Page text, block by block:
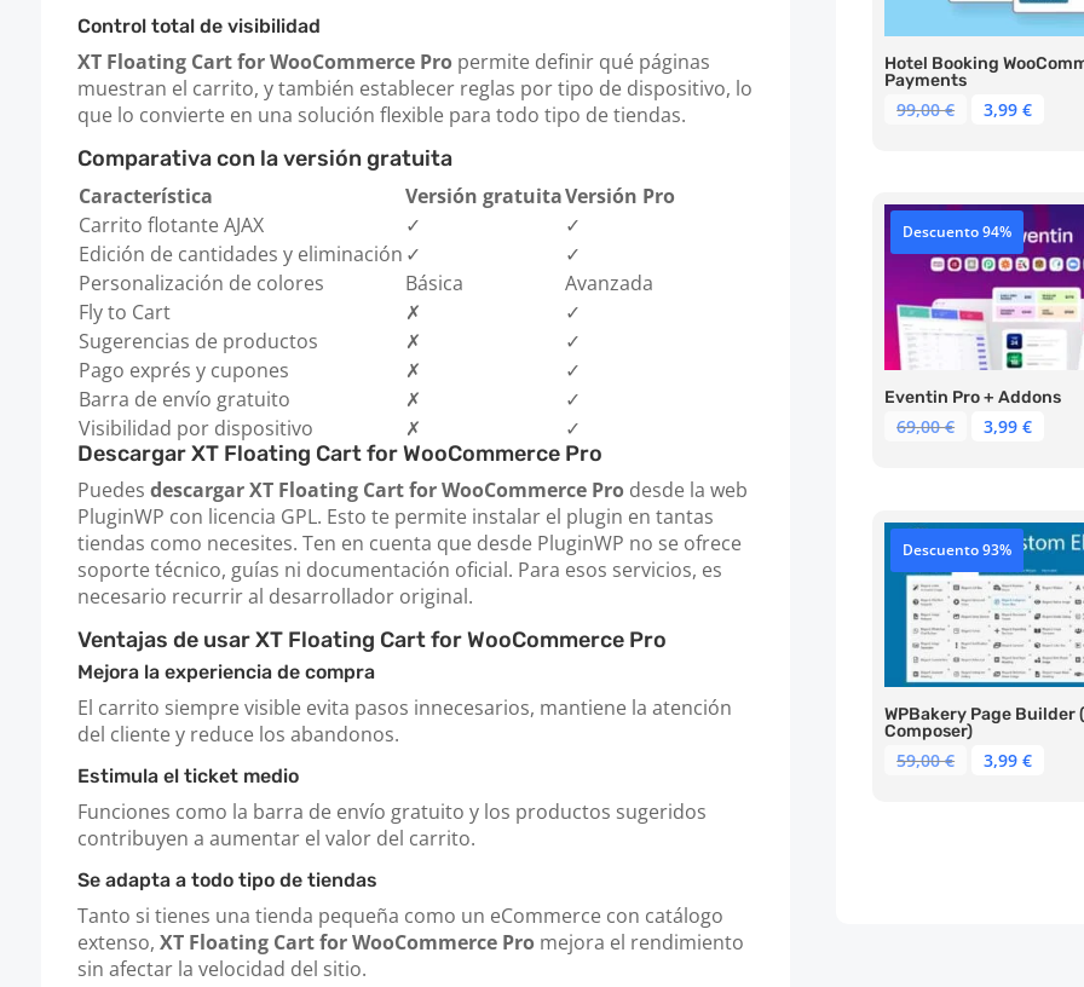
Control total de visibilidad
XT Floating Cart for WooCommerce Propermite definir qué páginas
muestran el carrito, y también establecer reglas por tipo de dispositivo, lo
que lo convierte en una solución flexible para todo tipo de tiendas.
Comparativa con la versión gratuita
Característica
Versión gratuitaVersión Pro
Carrito flotante AJAX
✓
✓
Edición de cantidades y eliminación ✓
✓
Personalización de colores
Básica
Avanzada
Fly to Cart
✗
✓
Sugerencias de productos
✗
✓
Pago exprés y cupones
✗
✓
Barra de envío gratuito
✗
✓
Visibilidad por dispositivo
✗
✓
Descargar XT Floating Cart for WooCommerce Pro
Puedes descargar XT Floating Cart for WooCommerce Prodesde la web
PluginWP con licencia GPL. Esto te permite instalar el plugin en tantas
tiendas como necesites. Ten en cuenta que desde PluginWP no se ofrece
soporte técnico, guías ni documentación oficial. Para esos servicios, es
necesario recurrir al desarrollador original.
Ventajas de usar XT Floating Cart for WooCommerce Pro
Mejora la experiencia de compra
El carrito siempre visible evita pasos innecesarios, mantiene la atención
del cliente y reduce los abandonos.
Estimula el ticket medio
Funciones como la barra de envío gratuito y los productos sugeridos
contribuyen a aumentar el valor del carrito.
Se adapta a todo tipo de tiendas
Tanto si tienes una tienda pequeña como un eCommerce con catálogo
extenso, XT Floating Cart for WooCommerce Promejora el rendimiento
sin afectar la velocidad del sitio.
Hotel Booking
Payments
99,00€
El
99,00 €.
3,99€
3,99
Descuento 94%
Eventin Pro + Addons
69,00€
El
69,00 €.
3,99€
3,99
Descuento 93%
WPBakery Page Builder
Composer)
59,00€
El3,99€